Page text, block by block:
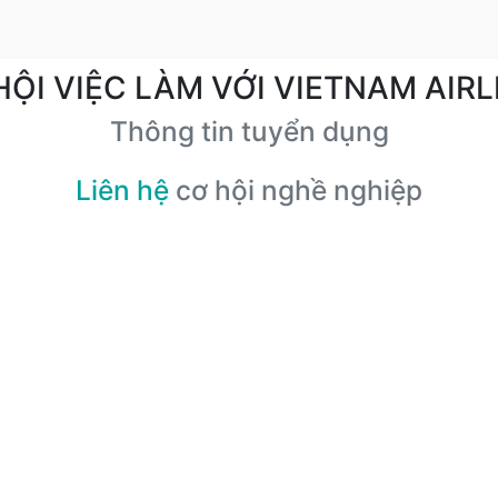
VIỆC LÀM VỚI VIETNAM
Thông tin tuyển dụng
Liên hệ cơ hội nghề nghiệp